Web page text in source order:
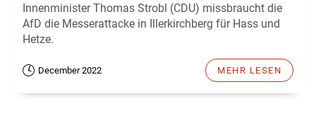
Innenminister Thomas Strobl (CDU) missbraucht die
AfD die Messerattacke in Illerkirchberg für Hass und
Hetze.
December 2022 MEHR LESEN